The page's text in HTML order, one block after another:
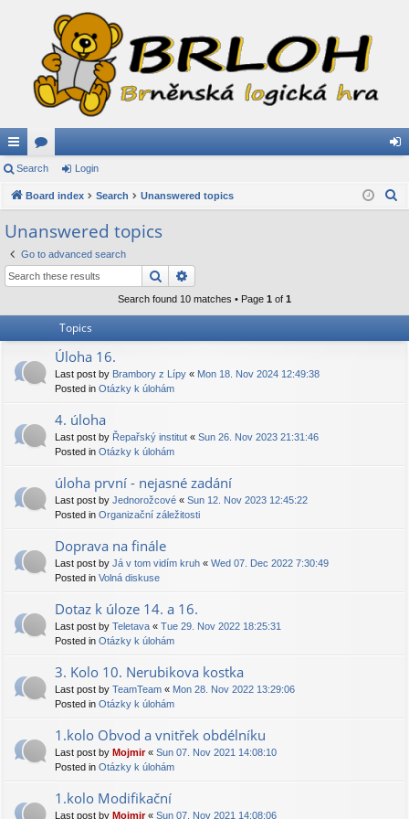
ui
ck
lin
ks
or
u
s
in
Search Login
Board index Search Unanswered topics
Unanswered topics
Go to advanced search
Search
Search found 10 matches • Page 1 of 1
Topics
Úloha 16.
Last post by Brambory z Lípy « Mon 18. Nov 2024 12:49:38
Posted in Otázky k úlohám
4. úloha
Last post by Řepařský institut « Sun 26. Nov 2023 21:31:46
Posted in Otázky k úlohám
úloha první - nejasné zadání
Last post by Jednorožcové « Sun 12. Nov 2023 12:45:22
Posted in Organizační záležitosti
Doprava na finále
Last post by Já v tom vidím kruh « Wed 07. Dec 2022 7:30:49
Posted in Volná diskuse
Dotaz k úloze 14. a 16.
Last post by Teletava « Tue 29. Nov 2022 18:25:31
Posted in Otázky k úlohám
3. Kolo 10. Nerubikova kostka
Last post by TeamTeam « Mon 28. Nov 2022 13:29:06
Posted in Otázky k úlohám
1.kolo Obvod a vnitřek obdélníku
Last post by Mojmir« Sun 07. Nov 2021 14:08:10
Posted in Otázky k úlohám
1.kolo Modifikační
Last post by Mojmir« Sun 07. Nov 2021 14:08:06